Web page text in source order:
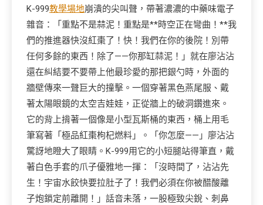
K-999教學場地崩潰的尖叫聲，帶著濃濃的中藥味電子
雜音：「重點不是蒜泥！重點是**時空正在彎曲！**我
們的推進器快沒紅棗了！快！我們在你的後院！別帶
任何多餘的東西！除了——你那缸蒜泥！」就在廖沾沾
還在糾結要不要帶上他最珍愛的那把銀勺時，外面的
牆壁傳來一聲巨大的撞擊。一個穿著黑色燕尾服、戴
著太陽眼鏡的太空吉娃娃，正從牆上的破洞鑽進來。
它的背上揹著一個像是小型瓦斯桶的東西，桶上用毛
筆寫著「極品紅棗枸杞燃料」。「你怎麼——」廖沾沾
驚訝地瞪大了眼睛。K-999用它的小短腿站得筆直，戴
著白色手套的爪子優雅地一揮：「沒時間了，沾沾先
生！宇宙水餃快要拉肚子了！我們必須在你被醋酸離
子炮鎖定前離開！」話音未落，一股極致尖銳、刺鼻